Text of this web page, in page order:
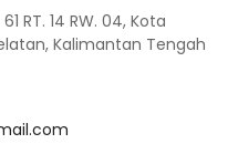
RT. 14 RW. 04, Kota
Kalimantan Tengah